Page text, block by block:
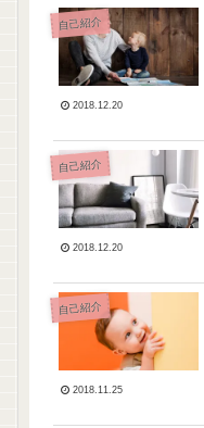
自己紹介
2018.12.20
自己紹介
2018.12.20
自己紹介
2018.11.25